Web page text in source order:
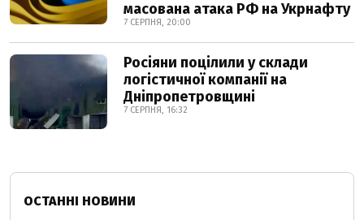
масована атака РФ на Укрнафту
7 СЕРПНЯ, 20:00
Росіяни поцілили у склади
логістичної компанії на
Дніпропетровщині
7 СЕРПНЯ, 16:32
ОСТАННІ НОВИНИ